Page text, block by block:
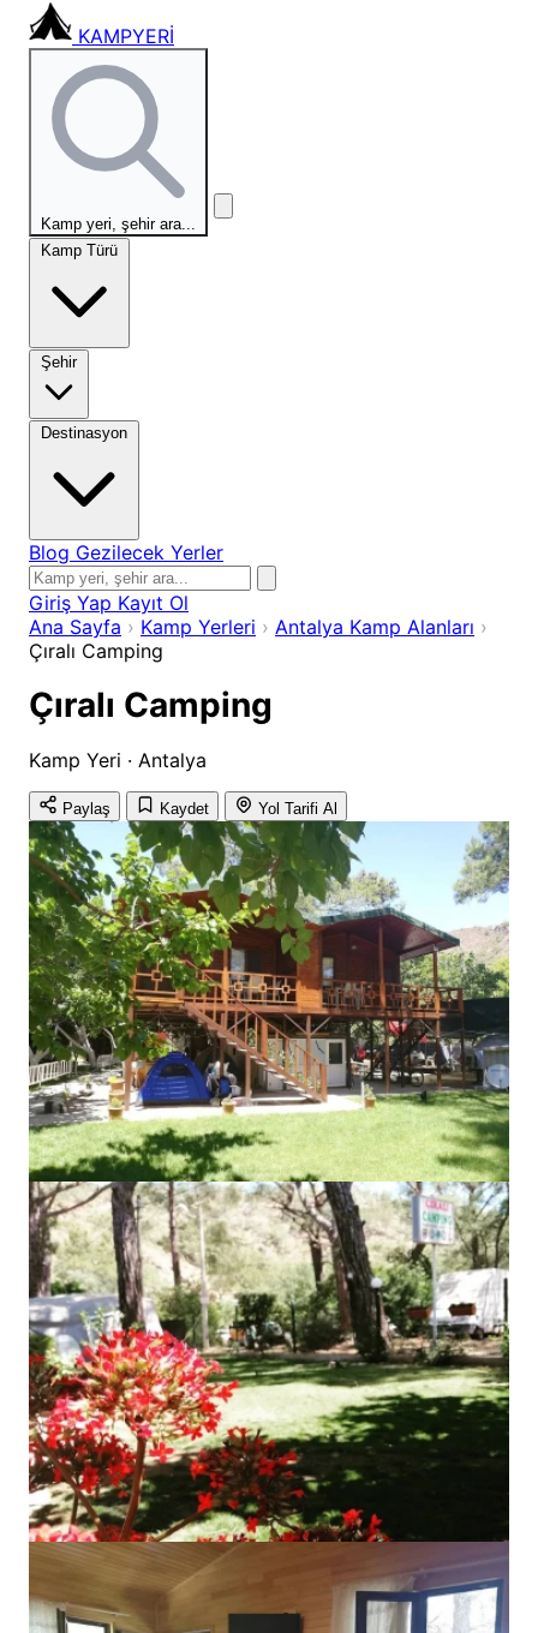
KAMPYERİ
Kamp yeri, şehir ara...
Kamp Türü
Şehir
Destinasyon
Blog Gezilecek Yerler
Giriş Yap Kayıt Ol
Ana Sayfa › Kamp Yerleri › Antalya Kamp Alanları ›
Çıralı Camping
Çıralı Camping
Kamp Yeri · Antalya
Paylaş Kaydet Yol Tarifi Al